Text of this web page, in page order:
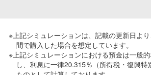
※上記シミュレーションは、記載の更新日よ
間で購入した場合を想定しています。
※上記シミュレーションにおける預金は一般
し、利息に一律20.315％（所得税・復興特